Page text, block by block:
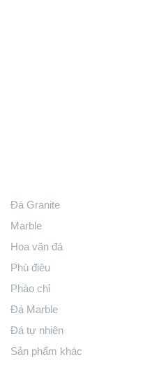
Đá Granite
Marble
Hoa văn đá
Phù điêu
Phào chỉ
Đá Marble
Đá tự nhiên
Sản phẩm khác